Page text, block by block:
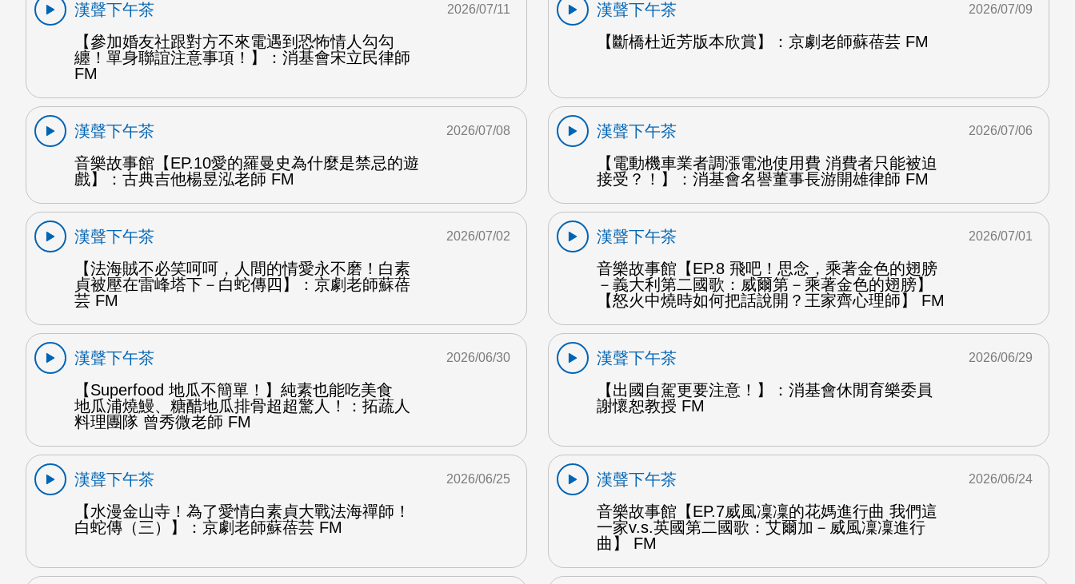
漢聲下午茶
【參加婚友社跟對方不來電遇到恐怖情人勾勾
纏！單身聯誼注意事項！】：消基會宋立民律師
FM
2026/07/11
漢聲下午茶
【斷橋杜近芳版本欣賞】：京劇老師蘇蓓芸 FM
2026/07/09
漢聲下午茶
音樂故事館【EP.10愛的羅曼史為什麼是禁忌的遊
戲】：古典吉他楊昱泓老師 FM
2026/07/08
漢聲下午茶
【電動機車業者調漲電池使用費 消費者只能被迫
接受？！】：消基會名譽董事長游開雄律師 FM
2026/07/06
漢聲下午茶
【法海賊不必笑呵呵，人間的情愛永不磨！白素
貞被壓在雷峰塔下－白蛇傳四】：京劇老師蘇蓓
芸 FM
2026/07/02
漢聲下午茶
音樂故事館【EP.8 飛吧！思念，乘著金色的翅膀
－義大利第二國歌：威爾第－乘著金色的翅膀】
【怒火中燒時如何把話說開？王家齊心理師】 FM
2026/07/01
漢聲下午茶
【Superfood 地瓜不簡單！】純素也能吃美食
地瓜浦燒鰻、糖醋地瓜排骨超超驚人！：拓蔬人
料理團隊 曾秀微老師 FM
2026/06/30
漢聲下午茶
【出國自駕更要注意！】：消基會休閒育樂委員
謝懷恕教授 FM
2026/06/29
漢聲下午茶
【水漫金山寺！為了愛情白素貞大戰法海禪師！
白蛇傳（三）】：京劇老師蘇蓓芸 FM
2026/06/25
漢聲下午茶
音樂故事館【EP.7威風凜凜的花媽進行曲 我們這
一家v.s.英國第二國歌：艾爾加－威風凜凜進行
曲】 FM
2026/06/24